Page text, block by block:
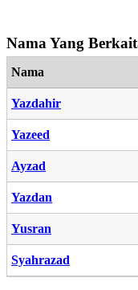
Nama Yang
Nama
Yazdahir
Yazeed
Ayzad
Yazdan
Yusran
Syahrazad